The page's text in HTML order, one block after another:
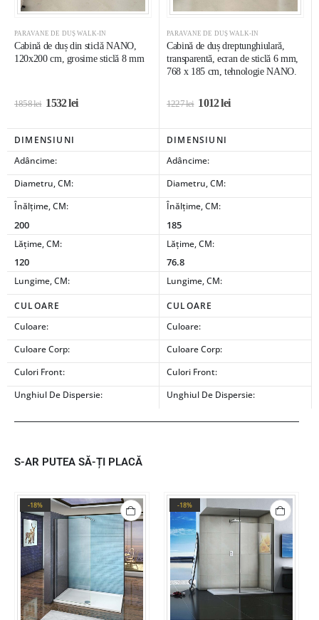
PARAVANE DE DUȘ WALK-IN
Cabină de duș din sticlă NANO,
120x200 cm, grosime sticlă 8 mm
1858lei 1532lei
PARAVANE DE DUȘ WALK-IN
Cabină de duș dreptunghiulară,
transparentă, ecran de sticlă 6 mm,
768 x 185 cm, tehnologie NANO.
1227lei 1012lei
DIMENSIUNI
DIMENSIUNI
Adâncime:
Adâncime:
Diametru, CM:
Diametru, CM:
Înălțime, CM:
200
Înălțime, CM:
185
Lățime, CM:
120
Lățime, CM:
76.8
Lungime, CM: Lungime, CM:
CULOARE
CULOARE
Culoare:
Culoare:
Culoare Corp:
Culoare Corp:
Culori Front:
Culori Front:
Unghiul De Dispersie:
Unghiul De Dispersie:
S-AR PUTEA SĂ-ȚI PLACĂ
-18% -18%